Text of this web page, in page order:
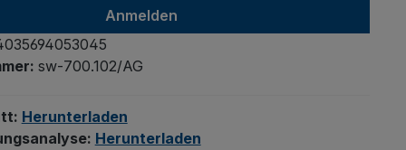
Anmelden
sw-700.102/AG
Herunterladen
Herunterladen